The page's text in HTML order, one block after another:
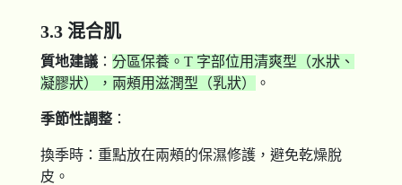
3.3 混合肌
質地建議 ： 分區保養。T 字部位用清爽型（水狀、
凝膠狀），兩頰用滋潤型（乳狀）
。
季節性調整 ：
換季時：重點放在兩頰的保濕修護，避免乾燥脫
皮。